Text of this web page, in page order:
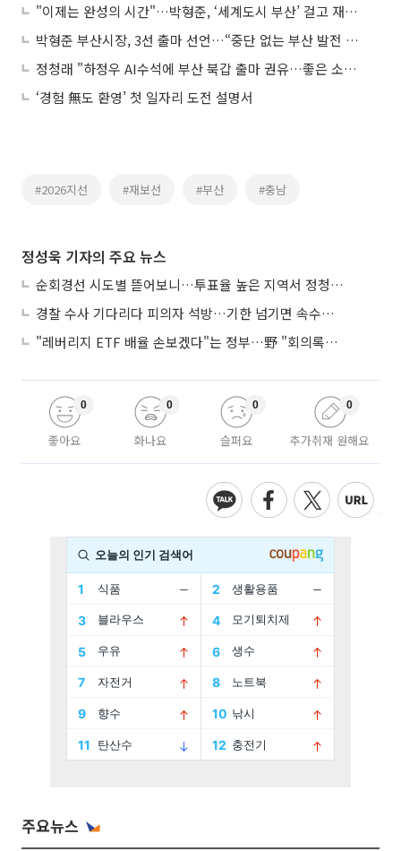
"이제는 완성의 시간"…박형준, ‘세계도시 부산’ 걸고 재도전 선언
박형준 부산시장, 3선 출마 선언…“중단 없는 부산 발전 완성”
정청래 "하정우 AI수석에 부산 북갑 출마 권유…좋은 소식 있을 것"
‘경험 無도 환영’ 첫 일자리 도전 설명서
#2026지선 #재보선 #부산 #충남
정성욱 기자의 주요 뉴스
순회경선 시도별 뜯어보니…투표율 높은 지역서 정청래 강세
경찰 수사 기다리다 피의자 석방…기한 넘기면 속수무책
"레버리지 ETF 배율 손보겠다"는 정부…野 "회의록부터 내놔야"
좋아요
0
화나요
0
슬퍼요
0
추가취재 원해요
0
주요뉴스